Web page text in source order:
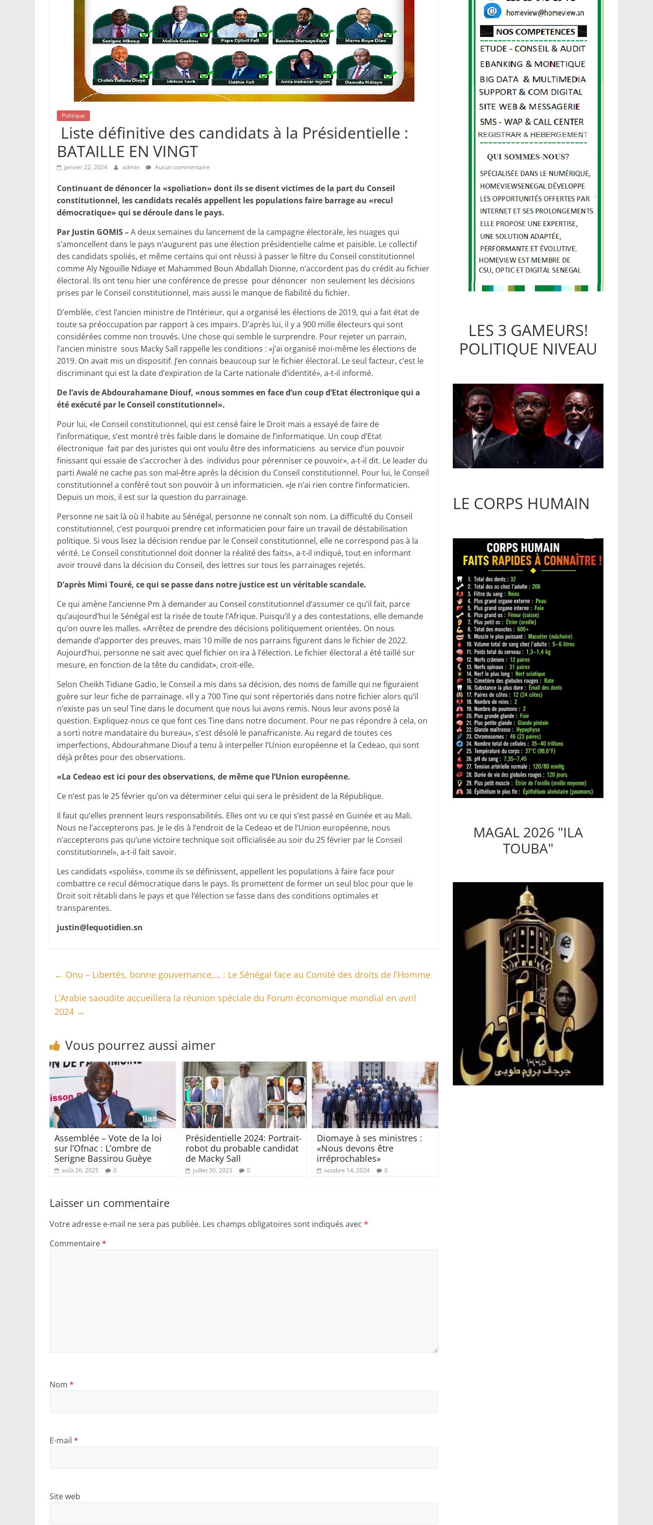
Politique
Liste définitive des candidats à la Présidentielle :
BATAILLE EN VINGT
janvier 22, 2024 admin Aucun commentaire
Continuant de dénoncer la «spoliation» dont ils se disent victimes de la part du Conseil
constitutionnel, les candidats recalés appellent les populations faire barrage au «recul
démocratique» qui se déroule dans le pays.
Par Justin GOMIS –A deux semaines du lancement de la campagne électorale, les nuages qui
s’amoncellent dans le pays n’augurent pas une élection présidentielle calme et paisible. Le collectif
des candidats spoliés, et même certains qui ont réussi à passer le filtre du Conseil constitutionnel
comme Aly Ngouille Ndiaye et Mahammed Boun Abdallah Dionne, n’accordent pas du crédit au fichier
électoral. Ils ont tenu hier une conférence de presse pour dénoncer non seulement les décisions
prises par le Conseil constitutionnel, mais aussi le manque de fiabilité du fichier.
D’emblée, c’est l’ancien ministre de l’Intérieur, qui a organisé les élections de 2019, qui a fait état de
toute sa préoccupation par rapport à ces impairs. D’après lui, il y a 900 mille électeurs qui sont
considérées comme non trouvés. Une chose qui semble le surprendre. Pour rejeter un parrain,
l’ancien ministre sous Macky Sall rappelle les conditions : «j’ai organisé moi-même les élections de
2019. On avait mis un dispositif. J’en connais beaucoup sur le fichier électoral. Le seul facteur, c’est le
discriminant qui est la date d’expiration de la Carte nationale d’identité», a-t-il informé.
De l’avis de Abdourahamane Diouf, «nous sommes en face d’un coup d’Etat électronique qui a
été exécuté par le Conseil constitutionnel».
Pour lui, «le Conseil constitutionnel, qui est censé faire le Droit mais a essayé de faire de
l’informatique, s’est montré très faible dans le domaine de l’informatique. Un coup d’Etat
électronique fait par des juristes qui ont voulu être des informaticiens au service d’un pouvoir
finissant qui essaie de s’accrocher à des individus pour pérenniser ce pouvoir», a-t-il dit. Le leader du
parti Awalé ne cache pas son mal-être après la décision du Conseil constitutionnel. Pour lui, le Conseil
constitutionnel a conféré tout son pouvoir à un informaticien. «Je n’ai rien contre l’informaticien.
Depuis un mois, il est sur la question du parrainage.
Personne ne sait là où il habite au Sénégal, personne ne connaît son nom. La difficulté du Conseil
constitutionnel, c’est pourquoi prendre cet informaticien pour faire un travail de déstabilisation
politique. Si vous lisez la décision rendue par le Conseil constitutionnel, elle ne correspond pas à la
vérité. Le Conseil constitutionnel doit donner la réalité des faits», a-t-il indiqué, tout en informant
avoir trouvé dans la décision du Conseil, des lettres sur tous les parrainages rejetés.
D’après Mimi Touré, ce qui se passe dans notre justice est un véritable scandale.
Ce qui amène l’ancienne Pm à demander au Conseil constitutionnel d’assumer ce qu’il fait, parce
qu’aujourd’hui le Sénégal est la risée de toute l’Afrique. Puisqu’il y a des contestations, elle demande
qu’on ouvre les malles. «Arrêtez de prendre des décisions politiquement orientées. On nous
demande d’apporter des preuves, mais 10 mille de nos parrains figurent dans le fichier de 2022.
Aujourd’hui, personne ne sait avec quel fichier on ira à l’élection. Le fichier électoral a été taillé sur
mesure, en fonction de la tête du candidat», croit-elle.
Selon Cheikh Tidiane Gadio, le Conseil a mis dans sa décision, des noms de famille qui ne figuraient
guère sur leur fiche de parrainage. «Il y a 700 Tine qui sont répertoriés dans notre fichier alors qu’il
n’existe pas un seul Tine dans le document que nous lui avons remis. Nous leur avons posé la
question. Expliquez-nous ce que font ces Tine dans notre document. Pour ne pas répondre à cela, on
a sorti notre mandataire du bureau», s’est désolé le panafricaniste. Au regard de toutes ces
imperfections, Abdourahmane Diouf a tenu à interpeller l’Union européenne et la Cedeao, qui sont
déjà prêtes pour des observations.
«La Cedeao est ici pour des observations, de même que l’Union européenne.
Ce n’est pas le 25 février qu’on va déterminer celui qui sera le président de la République.
Il faut qu’elles prennent leurs responsabilités. Elles ont vu ce qui s’est passé en Guinée et au Mali.
Nous ne l’accepterons pas. Je le dis à l’endroit de la Cedeao et de l’Union européenne, nous
n’accepterons pas qu’une victoire technique soit officialisée au soir du 25 février par le Conseil
constitutionnel», a-t-il fait savoir.
Les candidats «spoliés», comme ils se définissent, appellent les populations à faire face pour
combattre ce recul démocratique dans le pays. Ils promettent de former un seul bloc pour que le
Droit soit rétabli dans le pays et que l’élection se fasse dans des conditions optimales et
transparentes.
justin@lequotidien.sn
← Onu – Libertés, bonne gouvernance,… : Le Sénégal face au Comité des droits de l’Homme
L’Arabie saoudite accueillera la réunion spéciale du Forum économique mondial en avril
2024 →
Vous pourrez aussi aimer
Assemblée – Vote de la loi
sur l’Ofnac : L’ombre de
Serigne Bassirou Guèye
août 26, 2025 0
Présidentielle 2024: Portrait-
robot du probable candidat
de Macky Sall
juillet 30, 2023 0
Diomaye à ses ministres :
«Nous devons être
irréprochables»
octobre 14, 2024 0
Laisser un commentaire
Votre adresse e-mail ne sera pas publiée. Les champs obligatoires sont indiqués avec *
Commentaire*
Nom *
E-mail *
Site web
LES 3 GAMEURS!
POLITIQUE NIVEAU
LE CORPS HUMAIN
MAGAL 2026 "ILA
TOUBA"